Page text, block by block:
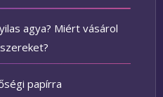
agya? Miért vásárol
papírra